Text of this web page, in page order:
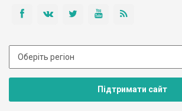
Підтримати сайт